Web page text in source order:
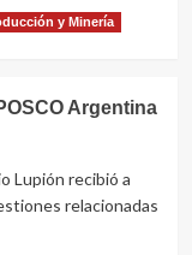
y Minería
Argentina
Lupión recibió a
relacionadas